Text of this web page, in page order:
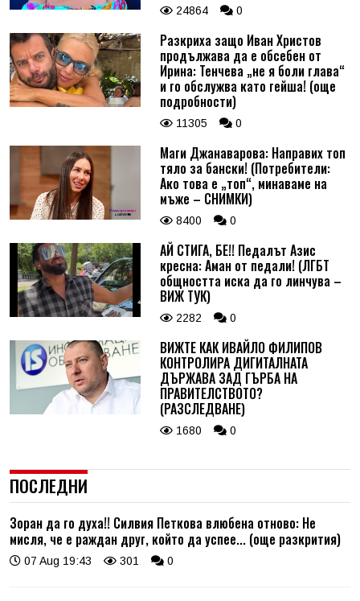
24864 0
Разкриха защо Иван Христов
продължава да е обсебен от
Ирина: Тенчева „не я боли глава“
и го обслужва като гейша! (още
подробности)
11305 0
Маги Джанаварова: Направих топ
тяло за бански! (Потребители:
Ако това е „топ“, минаваме на
мъже – СНИМКИ)
8400 0
АЙ СТИГА, БЕ!! Педалът Азис
кресна: Аман от педали! (ЛГБТ
общността иска да го линчува –
ВИЖ ТУК)
2282 0
ВИЖТЕ КАК ИВАЙЛО ФИЛИПОВ
КОНТРОЛИРА ДИГИТАЛНАТА
ДЪРЖАВА ЗАД ГЪРБА НА
ПРАВИТЕЛСТВОТО?
(РАЗСЛЕДВАНЕ)
1680 0
ПОСЛЕДНИ
Зоран да го духа!! Силвия Петкова влюбена отново: Не
мисля, че е раждан друг, който да успее... (още разкрития)
07 Aug 19:43 301 0